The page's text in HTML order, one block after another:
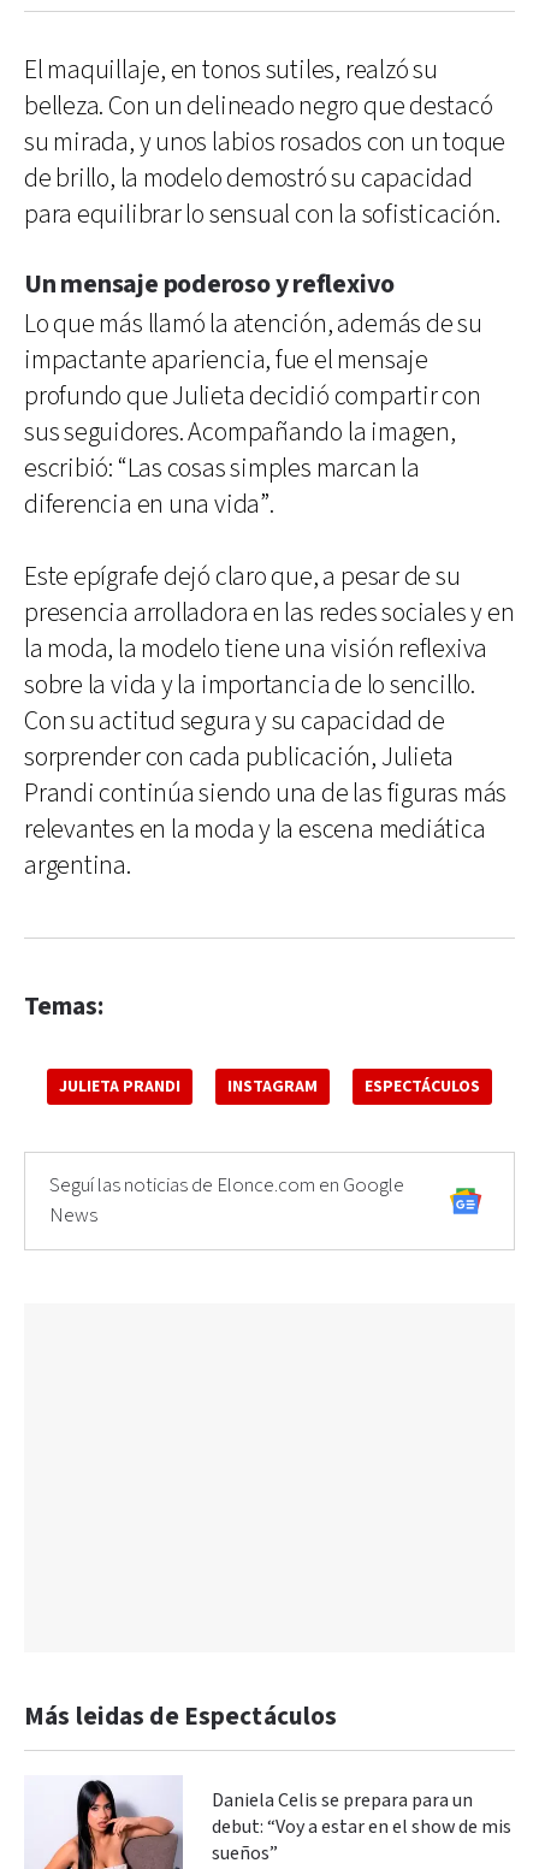
El maquillaje, en tonos sutiles, realzó su
belleza. Con un delineado negro que destacó
su mirada, y unos labios rosados con un toque
de brillo, la modelo demostró su capacidad
para equilibrar lo sensual con la sofisticación.
Un mensaje poderoso y reflexivo
Lo que más llamó la atención, además de su
impactante apariencia, fue el mensaje
profundo que Julieta decidió compartir con
sus seguidores. Acompañando la imagen,
escribió: “Las cosas simples marcan la
diferencia en una vida”.
Este epígrafe dejó claro que, a pesar de su
presencia arrolladora en las redes sociales y en
la moda, la modelo tiene una visión reflexiva
sobre la vida y la importancia de lo sencillo.
Con su actitud segura y su capacidad de
sorprender con cada publicación, Julieta
Prandi continúa siendo una de las figuras más
relevantes en la moda y la escena mediática
argentina.
Temas:
JULIETA PRANDI INSTAGRAM ESPECTÁCULOS
Seguí las noticias de Elonce.com en Google
News
Más leidas de Espectáculos
Daniela Celis se prepara para un
debut: “Voy a estar en el show de mis
sueños”